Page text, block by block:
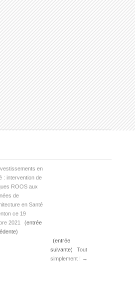
en
: intervention de
ROOS aux
de
en Santé
ce 19
2021
(entrée
(entrée
suivante)
Tout
simplement ! →